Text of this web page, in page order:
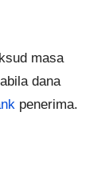
masa
dana
penerima.